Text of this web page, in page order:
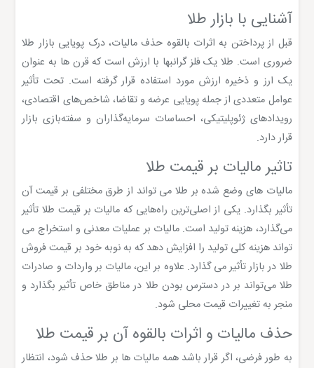
آشنایی با بازار طلا
قبل از پرداختن به اثرات بالقوه حذف مالیات، درک پویایی بازار طلا
ضروری است. طلا یک فلز گرانبها با ارزش است که قرن ها به عنوان
یک ارز و ذخیره ارزش مورد استفاده قرار گرفته است. تحت تأثیر
عوامل متعددی از جمله پویایی عرضه و تقاضا، شاخص‌های اقتصادی،
رویدادهای ژئوپلیتیکی، احساسات سرمایه‌گذاران و سفته‌بازی بازار
قرار دارد.
تاثیر مالیات بر قیمت طلا
مالیات های وضع شده بر طلا می تواند از طرق مختلفی بر قیمت آن
تأثیر بگذارد. یکی از اصلی‌ترین راه‌هایی که مالیات بر قیمت طلا تأثیر
می‌گذارد، هزینه تولید است. مالیات بر عملیات معدنی و استخراج می
تواند هزینه کلی تولید را افزایش دهد که به نوبه خود بر قیمت فروش
طلا در بازار تأثیر می گذارد. علاوه بر این، مالیات بر واردات و صادرات
طلا می‌تواند بر در دسترس بودن طلا در مناطق خاص تأثیر بگذارد و
منجر به تغییرات قیمت محلی شود.
حذف مالیات و اثرات بالقوه آن بر قیمت طلا
به طور فرضی، اگر قرار باشد همه مالیات ها بر طلا حذف شود، انتظار